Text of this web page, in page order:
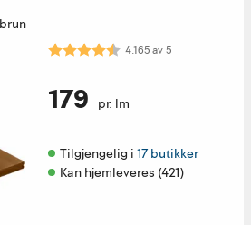
Karakter: 4.2 av 5 mulige
4.165av5
179 pr. lm
Tilgjengelig i 17 butikker
Kan hjemleveres (421)